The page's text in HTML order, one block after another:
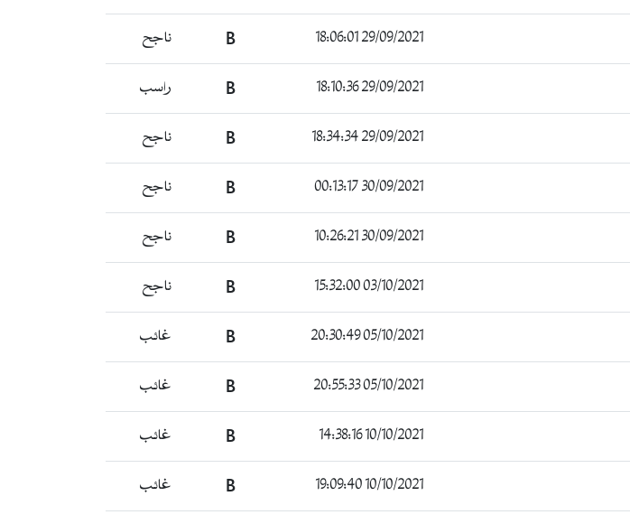
29/09/2021 18:06:01
B ناجح
29/09/2021 18:10:36
B راسب
29/09/2021 18:34:34
B ناجح
30/09/2021 00:13:17
B ناجح
30/09/2021 10:26:21
B ناجح
03/10/2021 15:32:00
B ناجح
05/10/2021 20:30:49
B غائب
05/10/2021 20:55:33
B غائب
10/10/2021 14:38:16
B غائب
10/10/2021 19:09:40
B غائب